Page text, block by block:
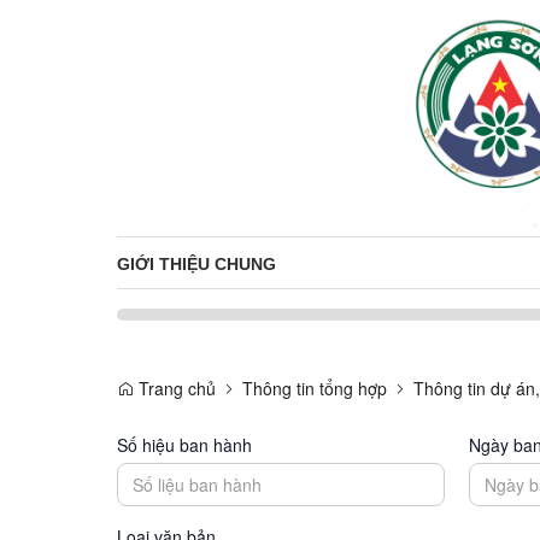
GIỚI THIỆU CHUNG
Trang chủ Thông tin tổng hợp Thông tin dự
Số hiệu ban hành Ngày